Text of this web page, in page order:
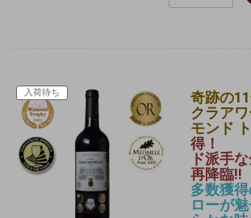
入荷待ち
奇跡の
クラア
モンド
得！
ド派手
再降臨!!
多数獲
ローが